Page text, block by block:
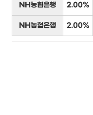
NH농협은행 2.00%
NH농협은행 2.00%